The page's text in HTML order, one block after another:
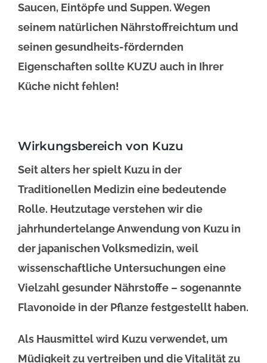
Saucen, Eintöpfe und Suppen. Wegen
seinem natürlichen Nährstoffreichtum und
seinen gesundheits-fördernden
Eigenschaften sollte KUZU auch in Ihrer
Küche nicht fehlen!
Wirkungsbereich von Kuzu
Seit alters her spielt Kuzu in der
Traditionellen Medizin eine bedeutende
Rolle. Heutzutage verstehen wir die
jahrhundertelange Anwendung von Kuzu in
der japanischen Volksmedizin, weil
wissenschaftliche Untersuchungen eine
Vielzahl gesunder Nährstoffe – sogenannte
Flavonoide in der Pflanze festgestellt haben.
Als Hausmittel wird Kuzu verwendet, um
Müdigkeit zu vertreiben und die Vitalität zu